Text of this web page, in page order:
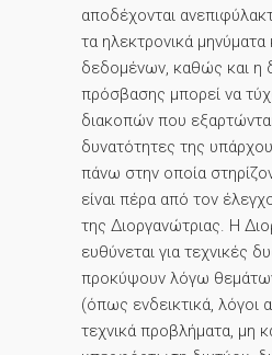
αποδέχονται
τα ηλεκτρονικά
δεδομένων, καθώς και η
πρόσβασης μπορεί να
διακοπών που
δυνατότητες της
πάνω στην οποία
είναι πέρα από τον
της Διοργανώτριας. Η
ευθύνεται για τεχνικές
προκύψουν λόγω
(όπως ενδεικτικά, λόγοι
τεχνικά προβλήματα, μη